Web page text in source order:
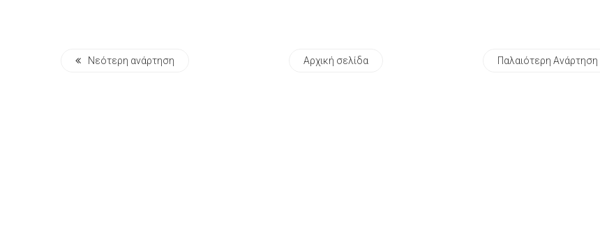
Νεότερη ανάρτηση Αρχική σελίδα Παλαιότερη Ανάρτηση